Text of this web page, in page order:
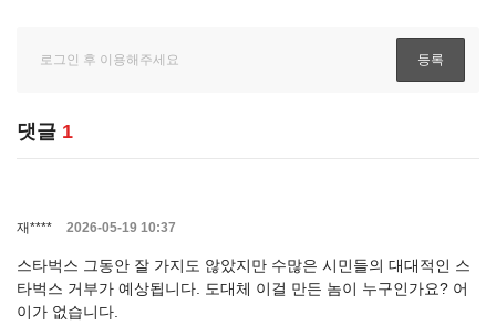
댓글 1
재**** 2026-05-19 10:37
스타벅스 그동안 잘 가지도 않았지만 수많은 시민들의 대대적인 스
타벅스 거부가 예상됩니다. 도대체 이걸 만든 놈이 누구인가요? 어
이가 없습니다.